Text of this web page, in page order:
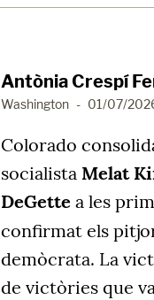
Antònia Crespí
Washington - 01/07/
Colorado
socialista Melat
DeGette a les
confirmat els
demòcrata. La
de victòries que